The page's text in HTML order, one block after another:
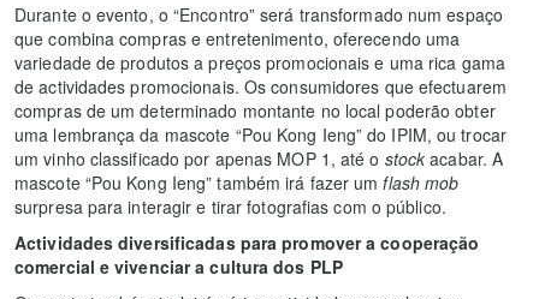
Durante o evento, o “Encontro” será transformado num espaço
que combina compras e entretenimento, oferecendo uma
variedade de produtos a preços promocionais e uma rica gama
de actividades promocionais. Os consumidores que efectuarem
compras de um determinado montante no local poderão obter
uma lembrança da mascote “Pou Kong Ieng” do IPIM, ou trocar
um vinho classificado por apenas MOP 1, até o stockacabar. A
mascote “Pou Kong Ieng” também irá fazer um flash mob
surpresa para interagir e tirar fotografias com o público.
Actividades diversificadas para promover a cooperação
comercial e vivenciar a cultura dos PLP